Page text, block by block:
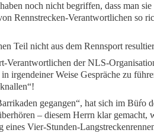
noch nicht begriffen, dass man
Rennstrecken-Verantwortlichen so
Teil nicht aus dem Rennsport
Verantwortlichen der NLS-
irgendeiner Weise Gespräche zu
gegangen“, hat sich im Büŕo
– diesem Herrn klar gemacht,
eines Vier-Stunden-